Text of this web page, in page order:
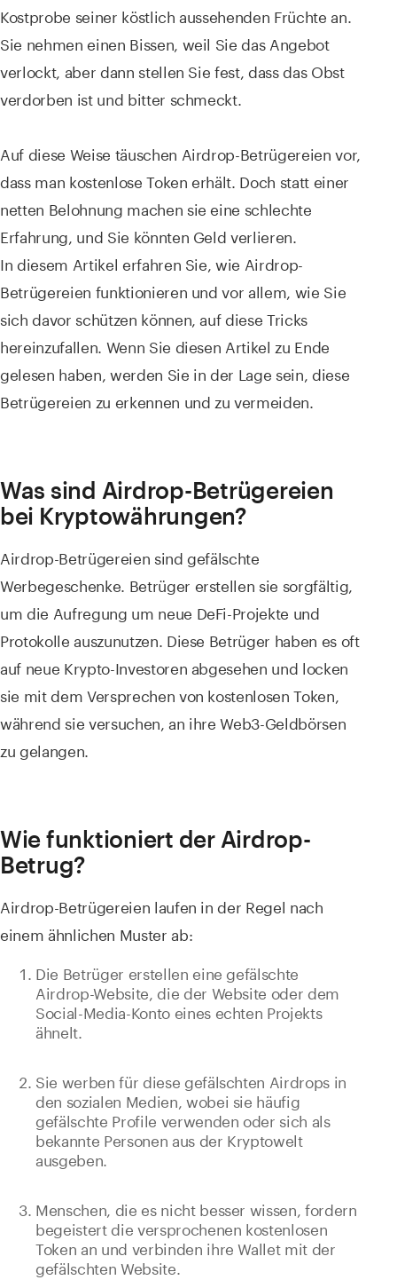
Kostprobe seiner köstlich aussehenden Früchte an.
Sie nehmen einen Bissen, weil Sie das Angebot
verlockt, aber dann stellen Sie fest, dass das Obst
verdorben ist und bitter schmeckt.
Auf diese Weise täuschen Airdrop-Betrügereien vor,
dass man kostenlose Token erhält. Doch statt einer
netten Belohnung machen sie eine schlechte
Erfahrung, und Sie könnten Geld verlieren.
In diesem Artikel erfahren Sie, wie Airdrop-
Betrügereien funktionieren und vor allem, wie Sie
sich davor schützen können, auf diese Tricks
hereinzufallen. Wenn Sie diesen Artikel zu Ende
gelesen haben, werden Sie in der Lage sein, diese
Betrügereien zu erkennen und zu vermeiden.
Was sind Airdrop-Betrügereien
bei Kryptowährungen?
Airdrop-Betrügereien sind gefälschte
Werbegeschenke. Betrüger erstellen sie sorgfältig,
um die Aufregung um neue DeFi-Projekte und
Protokolle auszunutzen. Diese Betrüger haben es oft
auf neue Krypto-Investoren abgesehen und locken
sie mit dem Versprechen von kostenlosen Token,
während sie versuchen, an ihre Web3-Geldbörsen
zu gelangen.
Wie funktioniert der Airdrop-
Betrug?
Airdrop-Betrügereien laufen in der Regel nach
einem ähnlichen Muster ab:
Die Betrüger erstellen eine gefälschte
Airdrop-Website, die der Website oder dem
Social-Media-Konto eines echten Projekts
ähnelt.
Sie werben für diese gefälschten Airdrops in
den sozialen Medien, wobei sie häufig
gefälschte Profile verwenden oder sich als
bekannte Personen aus der Kryptowelt
ausgeben.
Menschen, die es nicht besser wissen, fordern
begeistert die versprochenen kostenlosen
Token an und verbinden ihre Wallet mit der
gefälschten Website.